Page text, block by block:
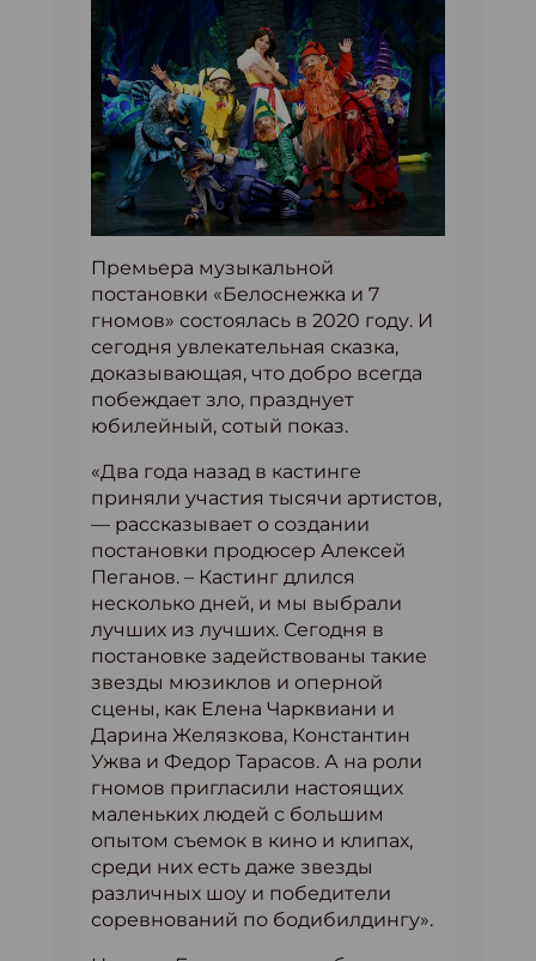
Премьера музыкальной
постановки «Белоснежка и 7
гномов» состоялась в 2020 году. И
сегодня увлекательная сказка,
доказывающая, что добро всегда
побеждает зло, празднует
юбилейный, сотый показ.
«Два года назад в кастинге
приняли участия тысячи артистов,
— рассказывает о создании
постановки продюсер Алексей
Пеганов. – Кастинг длился
несколько дней, и мы выбрали
лучших из лучших. Сегодня в
постановке задействованы такие
звезды мюзиклов и оперной
сцены, как Елена Чарквиани и
Дарина Желязкова, Константин
Ужва и Федор Тарасов. А на роли
гномов пригласили настоящих
маленьких людей с большим
опытом съемок в кино и клипах,
среди них есть даже звезды
различных шоу и победители
соревнований по бодибилдингу».